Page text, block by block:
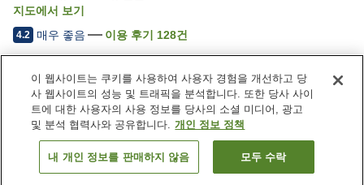
지도에서 보기
4.2 매우 좋음 이용 후기 128건
숙소 편의 시설/서비스
주차장
라운지
자동판매기
상점
일본 시즈오카 아타미 아타미 아지로 온천 호텔 쇼후엔
객실 보기
이 웹사이트는 쿠키를 사용하여 사용자 경험을 개선하고 당
사 웹사이트의 성능 및 트래픽을 분석합니다. 또한 당사 사이
트에 대한 사용자의 사용 정보를 당사의 소셜 미디어, 광고
및 분석 협력사와 공유합니다. 개인 정보 정책
내 개인 정보를 판매하지 않음 모두 수락